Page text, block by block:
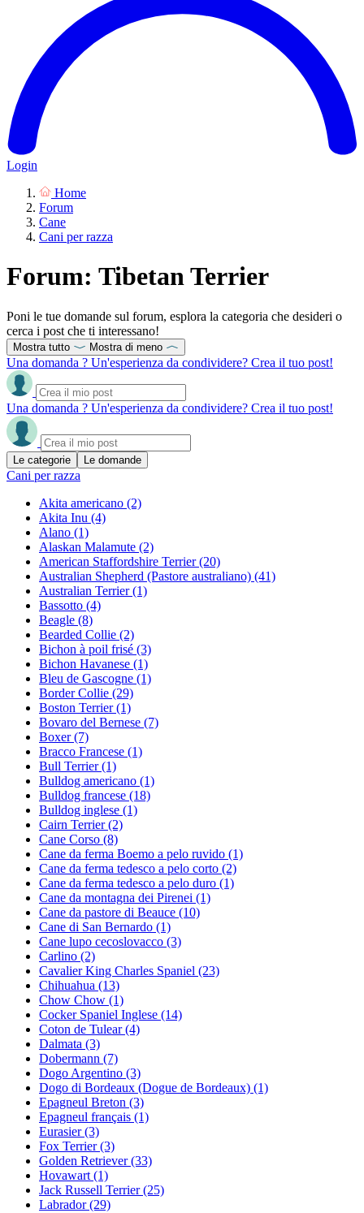
Login
Home
Forum
Cane
Cani per razza
Forum: Tibetan Terrier
Poni le tue domande sul forum, esplora la categoria che desideri o
cerca i post che ti interessano!
Mostra tutto Mostra di meno
Una domanda ? Un'esperienza da condividere? Crea il tuo post!
Una domanda ? Un'esperienza da condividere? Crea il tuo post!
Le categorie Le domande
Cani per razza
Akita americano (2)
Akita Inu (4)
Alano (1)
Alaskan Malamute (2)
American Staffordshire Terrier(20)
Australian Shepherd (Pastore australiano) (41)
Australian Terrier(1)
Bassotto (4)
Beagle (8)
Bearded Collie (2)
Bichon à poil frisé (3)
Bichon Havanese (1)
Bleu de Gascogne (1)
Border Collie (29)
Boston Terrier(1)
Bovaro del Bernese (7)
Boxer(7)
Bracco Francese (1)
Bull Terrier(1)
Bulldog americano (1)
Bulldog francese (18)
Bulldog inglese (1)
Cairn Terrier(2)
Cane Corso (8)
Cane da ferma Boemo a pelo ruvido (1)
Cane da ferma tedesco a pelo corto (2)
Cane da ferma tedesco a pelo duro (1)
Cane da montagna dei Pirenei (1)
Cane da pastore di Beauce (10)
Cane di San Bernardo (1)
Cane lupo cecoslovacco (3)
Carlino (2)
Cavalier King Charles Spaniel (23)
Chihuahua (13)
Chow Chow (1)
Cocker Spaniel Inglese (14)
Coton de Tulear(4)
Dalmata (3)
Dobermann (7)
Dogo Argentino (3)
Dogo di Bordeaux (Dogue de Bordeaux) (1)
Epagneul Breton (3)
Epagneul français (1)
Eurasier(3)
Fox Terrier(3)
Golden Retriever(33)
Hovawart (1)
Jack Russell Terrier(25)
Labrador(29)